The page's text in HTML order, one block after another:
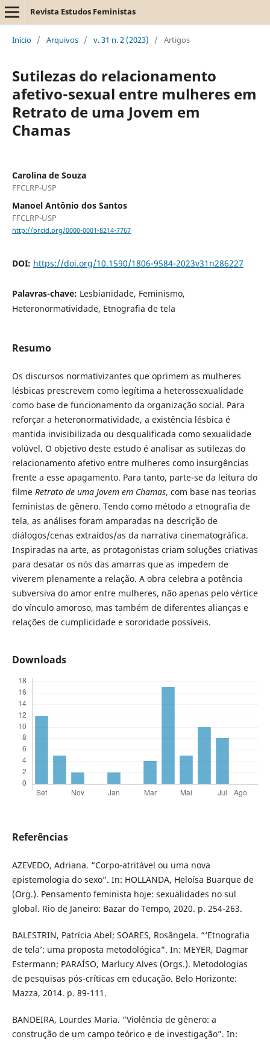
Revista Estudos Feministas
Início / Arquivos / v. 31 n. 2 (2023) / Artigos
Sutilezas do relacionamento
afetivo-sexual entre mulheres em
Retrato de uma Jovem em
Chamas
Carolina de Souza
FFCLRP-USP
Manoel Antônio dos Santos
FFCLRP-USP
http://orcid.org/0000-0001-8214-7767
DOI: https://doi.org/10.1590/1806-9584-2023v31n286227
Palavras-chave: Lesbianidade, Feminismo,
Heteronormatividade, Etnografia de tela
Resumo
Os discursos normativizantes que oprimem as mulheres
lésbicas prescrevem como legítima a heterossexualidade
como base de funcionamento da organização social. Para
reforçar a heteronormatividade, a existência lésbica é
mantida invisibilizada ou desqualificada como sexualidade
volúvel. O objetivo deste estudo é analisar as sutilezas do
relacionamento afetivo entre mulheres como insurgências
frente a esse apagamento. Para tanto, parte-se da leitura do
filme Retrato de uma Jovem em Chamas, com base nas teorias
feministas de gênero. Tendo como método a etnografia de
tela, as análises foram amparadas na descrição de
diálogos/cenas extraídos/as da narrativa cinematográfica.
Inspiradas na arte, as protagonistas criam soluções criativas
para desatar os nós das amarras que as impedem de
viverem plenamente a relação. A obra celebra a potência
subversiva do amor entre mulheres, não apenas pelo vértice
do vínculo amoroso, mas também de diferentes alianças e
relações de cumplicidade e sororidade possíveis.
Downloads
Referências
AZEVEDO, Adriana. “Corpo-atritável ou uma nova
epistemologia do sexo”. In: HOLLANDA, Heloísa Buarque de
(Org.). Pensamento feminista hoje: sexualidades no sul
global. Rio de Janeiro: Bazar do Tempo, 2020. p. 254-263.
BALESTRIN, Patrícia Abel; SOARES, Rosângela. “‘Etnografia
de tela’: uma proposta metodológica”. In: MEYER, Dagmar
Estermann; PARAÍSO, Marlucy Alves (Orgs.). Metodologias
de pesquisas pós-críticas em educação. Belo Horizonte:
Mazza, 2014. p. 89-111.
BANDEIRA, Lourdes Maria. “Violência de gênero: a
construção de um campo teórico e de investigação”. In: